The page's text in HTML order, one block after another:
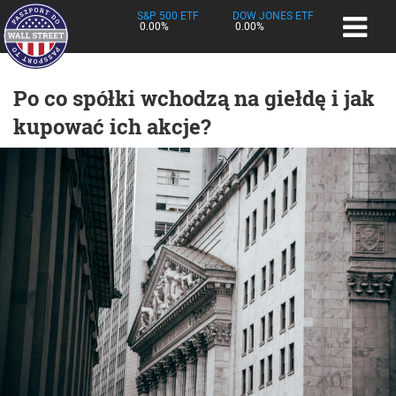
S&P 500 ETF
0.00%
DOW JONES ETF
0.00%
Po co spółki wchodzą na giełdę i jak
kupować ich akcje?